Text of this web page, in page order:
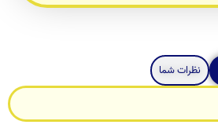
نظرات شما